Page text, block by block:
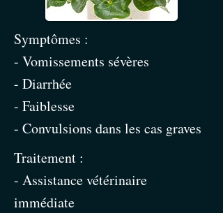
Symptômes :
- Vomissements sévères
- Diarrhée
- Faiblesse
- Convulsions dans les cas graves
Traitement :
- Assistance vétérinaire
immédiate